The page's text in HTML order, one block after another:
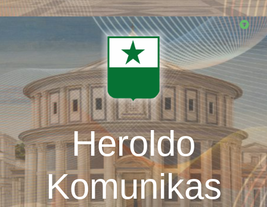
Skip
Heroldo
Komunikas